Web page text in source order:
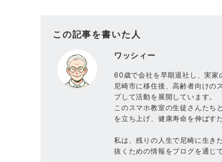
この記事を書いた人
ワッシィー
60歳で会社を早期退社し、実
尼崎市に移住後、高齢者向けの
プして活動を展開しています。
このスマホ教室の生徒さんたち
を立ち上げ、健康寿命を伸ばす
私は、残りの人生で尼崎に生き
抜くための情報をブログを通じ